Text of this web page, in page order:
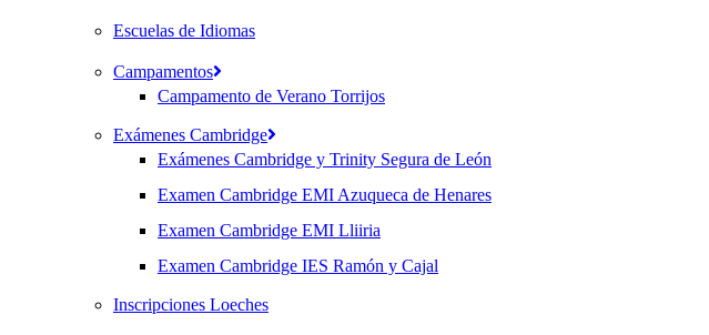
Escuelas de Idiomas
Campamentos
Campamento de Verano Torrijos
Exámenes Cambridge
Exámenes Cambridge y Trinity Segura de León
Examen Cambridge EMI Azuqueca de Henares
Examen Cambridge EMI Lliiria
Examen Cambridge IES Ramón y Cajal
Inscripciones Loeches